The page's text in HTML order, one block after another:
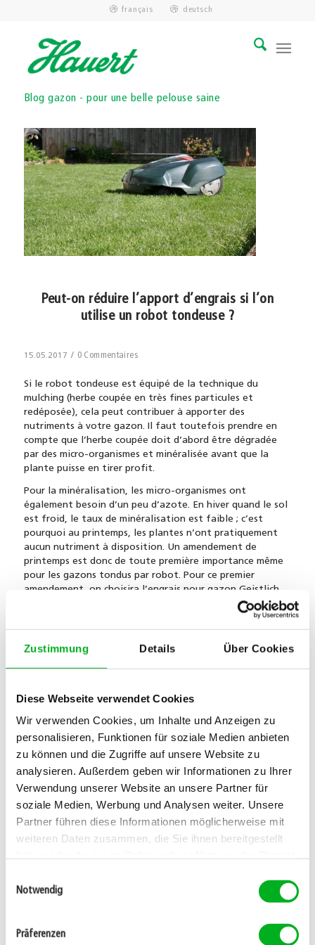
Zustimmung Details Über Cookies
Diese Webseite verwendet Cookies
Wir verwenden Cookies, um Inhalte und Anzeigen zu
personalisieren, Funktionen für soziale Medien anbieten
zu können und die Zugriffe auf unsere Website zu
analysieren. Außerdem geben wir Informationen zu Ihrer
Verwendung unserer Website an unsere Partner für
soziale Medien, Werbung und Analysen weiter. Unsere
Partner führen diese Informationen möglicherweise mit
weiteren Daten zusammen, die Sie ihnen bereitgestellt
Notwendig
Präferenzen
français deutsch
Blog gazon - pour une belle pelouse saine
Peut-on réduire l’apport d’engrais si l’on
utilise un robot tondeuse ?
15.05.2017 / 0 Commentaires
Si le robot tondeuse est équipé de la technique du
mulching (herbe coupée en très fines particules et
redéposée), cela peut contribuer à apporter des
nutriments à votre gazon. Il faut toutefois prendre en
compte que l’herbe coupée doit d’abord être dégradée
par des micro-organismes et minéralisée avant que la
plante puisse en tirer profit.
Pour la minéralisation, les micro-organismes ont
également besoin d’un peu d’azote. En hiver quand le sol
est froid, le taux de minéralisation est faible ; c’est
pourquoi au printemps, les plantes n’ont pratiquement
aucun nutriment à disposition. Un amendement de
printemps est donc de toute première importance même
pour les gazons tondus par robot. Pour ce premier
amendement, on choisira l’engrais pour gazon Geistlich
Robot qui est spécialement adapté aux surfaces de
gazon tondues au robot tondeuse. Il est difficile de
chiffrer la redéposition des nutriments du mulch, mais on
pense qu’avec le temps, on peut économiser jusqu’à un
Pour éviter une accumulation de matières organiques, il
et ne produise pas de déchets de tonte trop longs. Les
petits morceaux de jeunes feuilles sont, en effet, mieux
travaillés par les micro-organismes. Contrôlez toutefois
régulièrement la formation de feutre dans votre gazon.
Une contribution de:
Conseiller spécialisé dans le gazon. Armé d'une loupe, il